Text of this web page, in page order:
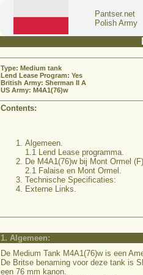
Pantser.net
Polish Army
Type: Medium tank
Lend Lease Program: Yes
British Army: Sherman II A
US Army: M4A1(76)w
Contents:
Algemeen.
1.1 Lend Lease programma.
De M4A1(76)w bij Mont Ormel
2.1 Falaise en Mont Ormel.
Technische Specificaties:
Externe Links.
1. Algemeen:
De Medium Tank M4A1(76)w is een
De Britse benaming voor deze tank is
een 76 mm kanon.